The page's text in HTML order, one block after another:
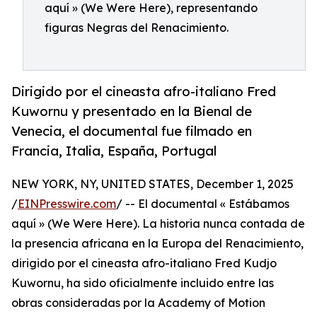
aquí » (We Were Here), representando
figuras Negras del Renacimiento.
Dirigido por el cineasta afro-italiano Fred
Kuwornu y presentado en la Bienal de
Venecia, el documental fue filmado en
Francia, Italia, España, Portugal
NEW YORK, NY, UNITED STATES, December 1, 2025
/EINPresswire.com/ -- El documental « Estábamos
aquí » (We Were Here). La historia nunca contada de
la presencia africana en la Europa del Renacimiento,
dirigido por el cineasta afro-italiano Fred Kudjo
Kuwornu, ha sido oficialmente incluido entre las
obras consideradas por la Academy of Motion